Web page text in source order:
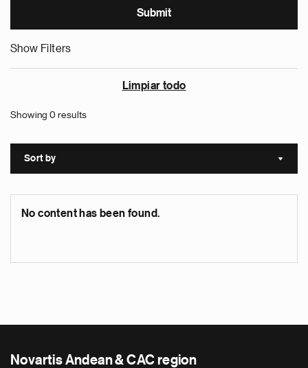
Show Filters
Limpiar todo
Showing 0 results
Sort by Sort
No content has been found.
Novartis Andean & CAC region